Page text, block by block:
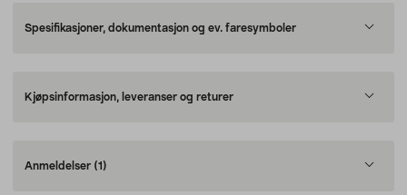
Spesifikasjoner, dokumentasjon og ev. faresymboler
Kjøpsinformasjon, leveranser og returer
Anmeldelser (1)